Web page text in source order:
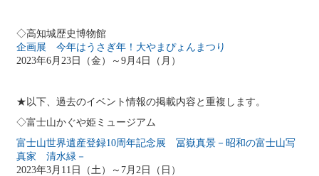
◇高知城歴史博物館
企画展 今年はうさぎ年！大やまぴょんまつり
2023年6月23日（金）～9月4日（月）
★以下、過去のイベント情報の掲載内容と重複します。
◇富士山かぐや姫ミュージアム
富士山世界遺産登録10周年記念展 冨嶽真景－昭和の富士山写
真家 清水緑－
2023年3月11日（土）～7月2日（日）